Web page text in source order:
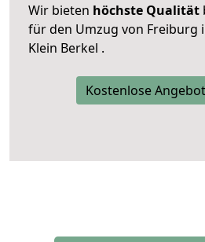
Wir bieten höchste Qualität
für den Umzug von Freiburg
Klein Berkel .
Kostenlose